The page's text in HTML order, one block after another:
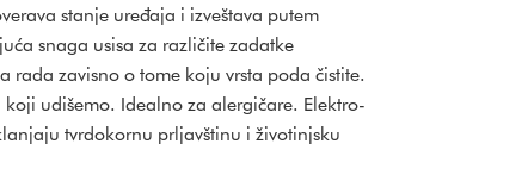
stanje uređaja i izveštava putem
snaga usisa za različite zadatke
rada zavisno o tome koju vrsta poda čistite.
udišemo. Idealno za alergičare. Elektro-
tvrdokornu prljavštinu i životinjsku